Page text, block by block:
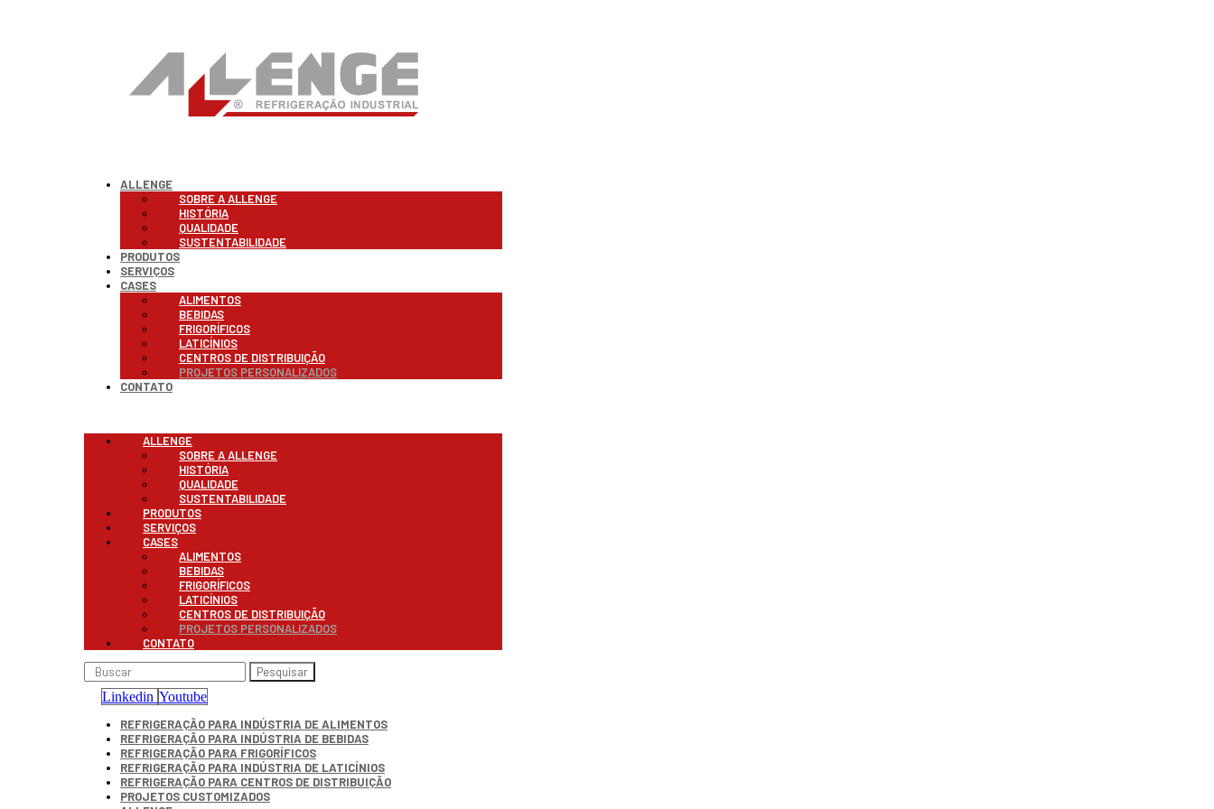
ALLENGE
SOBRE A ALLENGE
HISTÓRIA
QUALIDADE
SUSTENTABILIDADE
PRODUTOS
SERVIÇOS
CASES
ALIMENTOS
BEBIDAS
FRIGORÍFICOS
LATICÍNIOS
CENTROS DE DISTRIBUIÇÃO
PROJETOS PERSONALIZADOS
CONTATO
ALLENGE
SOBRE A ALLENGE
HISTÓRIA
QUALIDADE
SUSTENTABILIDADE
PRODUTOS
SERVIÇOS
CASES
ALIMENTOS
BEBIDAS
FRIGORÍFICOS
LATICÍNIOS
CENTROS DE DISTRIBUIÇÃO
PROJETOS PERSONALIZADOS
CONTATO
Pesquisar
Linkedin Youtube
REFRIGERAÇÃO PARA INDÚSTRIA DE ALIMENTOS
REFRIGERAÇÃO PARA INDÚSTRIA DE BEBIDAS
REFRIGERAÇÃO PARA FRIGORÍFICOS
REFRIGERAÇÃO PARA INDÚSTRIA DE LATICÍNIOS
REFRIGERAÇÃO PARA CENTROS DE DISTRIBUIÇÃO
PROJETOS CUSTOMIZADOS